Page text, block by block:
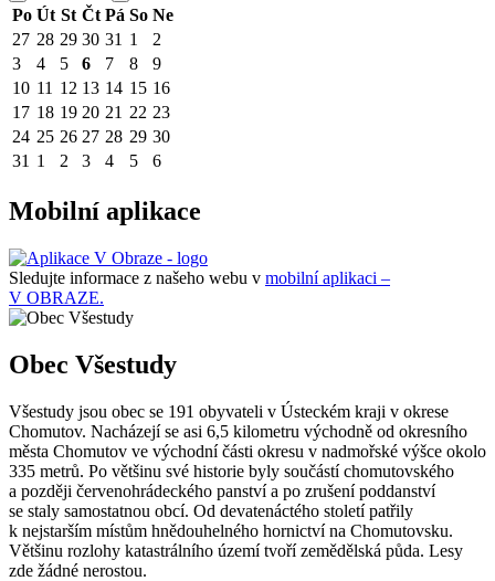
Po Út St Čt Pá So Ne
27 28 29 30 31 1
2
3
4 5 6 7 8
9
10 11 12 13 14 15 16
17 18 19 20 21 22 23
24 25 26 27 28 29 30
31 1 2 3 4 5 6
Mobilní aplikace
Sledujte informace z našeho webu v mobilní aplikaci –
V OBRAZE.
Obec Všestudy
Všestudy jsou obec se 191 obyvateli v Ústeckém kraji v okrese
Chomutov. Nacházejí se asi 6,5 kilometru východně od okresního
města Chomutov ve východní části okresu v nadmořské výšce okolo
335 metrů. Po většinu své historie byly součástí chomutovského
a později červenohrádeckého panství a po zrušení poddanství
se staly samostatnou obcí. Od devatenáctého století patřily
k nejstarším místům hnědouhelného hornictví na Chomutovsku.
Většinu rozlohy katastrálního území tvoří zemědělská půda. Lesy
zde žádné nerostou.